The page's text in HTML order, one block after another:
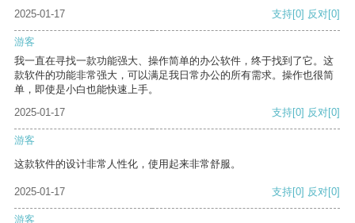
2025-01-17 支持[0] 反对[0]
游客
我一直在寻找一款功能强大、操作简单的办公软件，终于找到了它。这
款软件的功能非常强大，可以满足我日常办公的所有需求。操作也很简
单，即使是小白也能快速上手。
2025-01-17
支持[0] 反对[0]
游客
这款软件的设计非常人性化，使用起来非常舒服。
2025-01-17 支持[0] 反对[0]
游客